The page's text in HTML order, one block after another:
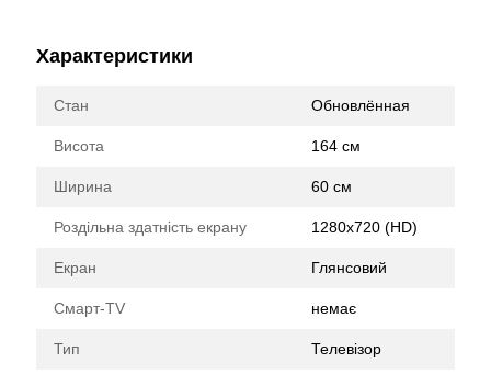
Характеристики
Стан Обновлённая
Висота 164 см
Ширина 60 см
Роздільна здатність екрану 1280x720 (HD)
Екран Глянсовий
Смарт-TV немає
Тип Телевізор